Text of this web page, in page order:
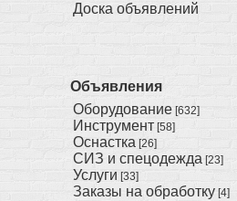
Доска объявлений
Объявления
Оборудование [632]
Инструмент [58]
Оснастка [26]
СИЗ и спецодежда [23]
Услуги [33]
Заказы на обработку [4]